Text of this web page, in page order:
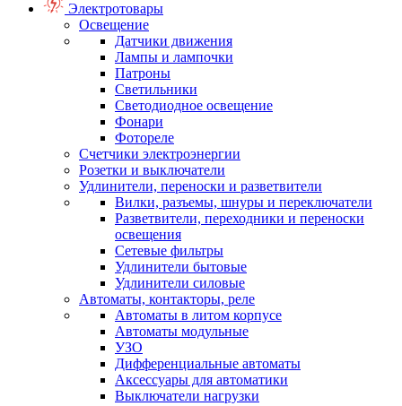
Электротовары
Освещение
Датчики движения
Лампы и лампочки
Патроны
Светильники
Светодиодное освещение
Фонари
Фотореле
Счетчики электроэнергии
Розетки и выключатели
Удлинители, переноски и разветвители
Вилки, разъемы, шнуры и переключатели
Разветвители, переходники и переноски
освещения
Сетевые фильтры
Удлинители бытовые
Удлинители силовые
Автоматы, контакторы, реле
Автоматы в литом корпусе
Автоматы модульные
УЗО
Дифференциальные автоматы
Аксессуары для автоматики
Выключатели нагрузки